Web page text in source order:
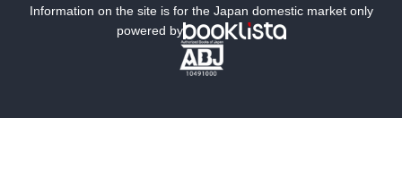
ミステリー SF
文学
Information on the site is for the Japan domestic market only
powered by